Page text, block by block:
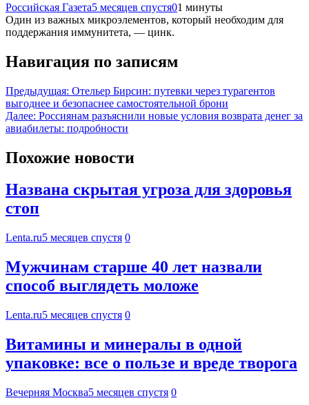
Российская Газета5 месяцев спустя01 минуты
Один из важных микроэлементов, который необходим для
поддержания иммунитета, — цинк.
Навигация по записям
Предыдущая: Отельер Бирсин: путевки через турагентов
выгоднее и безопаснее самостоятельной брони
Далее: Россиянам разъяснили новые условия возврата денег за
авиабилеты: подробности
Похожие новости
Названа скрытая угроза для здоровья
стоп
Lenta.ru5 месяцев спустя 0
Мужчинам старше 40 лет назвали
способ выглядеть моложе
Lenta.ru5 месяцев спустя 0
Витамины и минералы в одной
упаковке: все о пользе и вреде творога
Вечерняя Москва5 месяцев спустя 0